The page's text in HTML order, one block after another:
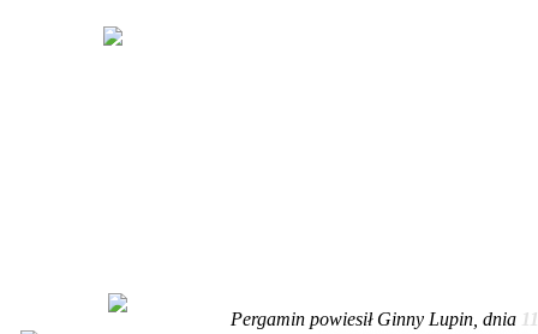
Pergamin powiesił Ginny Lupin, dnia